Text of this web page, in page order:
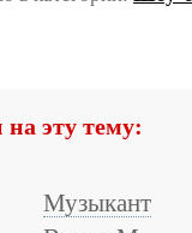
на эту тему:
Музыкант